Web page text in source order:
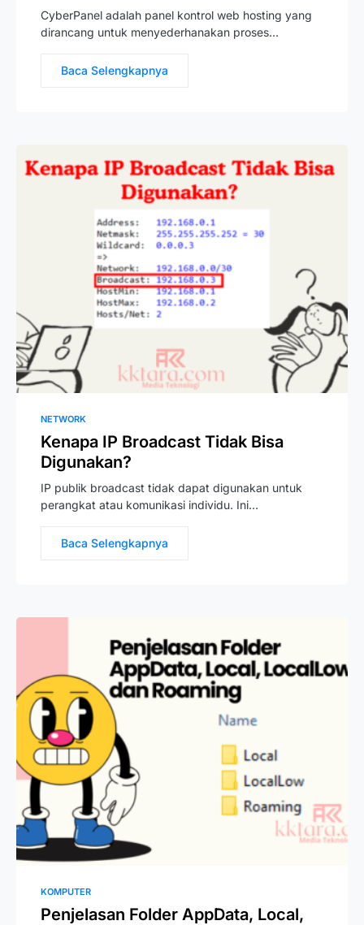
CyberPanel adalah panel kontrol web hosting yang
dirancang untuk menyederhanakan proses…
Baca Selengkapnya
NETWORK
Kenapa IP Broadcast Tidak Bisa
Digunakan?
IP publik broadcast tidak dapat digunakan untuk
perangkat atau komunikasi individu. Ini…
Baca Selengkapnya
KOMPUTER
Penjelasan Folder AppData, Local,